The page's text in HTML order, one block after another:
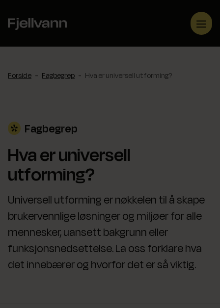
innhold
Forside - Fagbegrep - Hva er universell utforming?
Fagbegrep
Hva er universell
utforming?
Universell utforming er nøkkelen til å skape
brukervennlige løsninger og miljøer for alle
mennesker, uansett bakgrunn eller
funksjonsnedsettelse. La oss forklare hva
det innebærer og hvorfor det er så viktig.